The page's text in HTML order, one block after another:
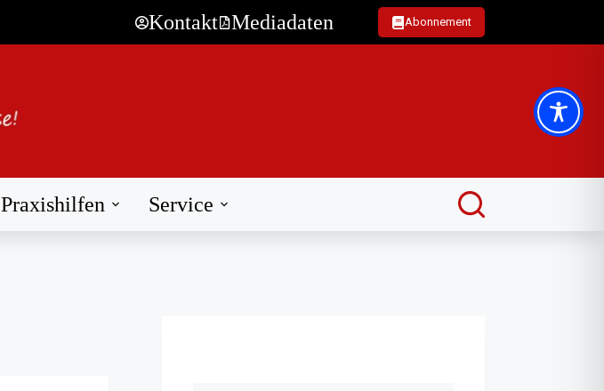
Kontakt Mediadaten Abonnement
Praxishilfen Service